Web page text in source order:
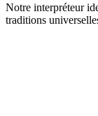
Notre interpréteur
traditions